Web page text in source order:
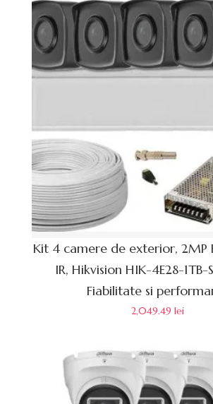
Kit 4 camere de exterior, 2MP
IR, Hikvision HIK-4E28-1TB-
Fiabilitate si
2,049.49lei